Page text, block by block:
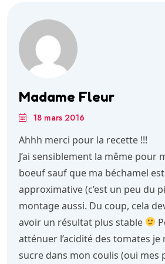
Madame Fleur
18 mars 2016
Ahhh merci pour la recette !!!
J’ai sensiblement la même pour
boeuf sauf que ma béchamel
approximative (c’est un peu du
montage aussi. Du coup, cela
avoir un résultat plus stable
atténuer l’acidité des tomates je
sucre dans mon coulis (oui mes